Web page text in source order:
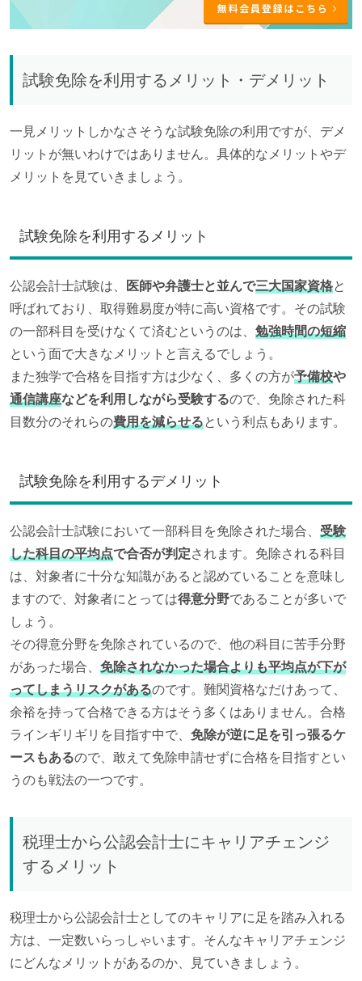
試験免除を利用するメリット・デメリット
一見メリットしかなさそうな試験免除の利用ですが、デメ
リットが無いわけではありません。具体的なメリットやデ
メリットを見ていきましょう。
試験免除を利用するメリット
公認会計士試験は、 医師や弁護士と並んで三大国家資格と
呼ばれており、取得難易度が特に高い資格です。その試験
の一部科目を受けなくて済むというのは、 勉強時間の短縮
という面で大きなメリットと言えるでしょう。
また独学で合格を目指す方は少なく、多くの方が予備校や
通信講座などを利用しながら受験するので、免除された科
目数分のそれらの費用を減らせるという利点もあります。
試験免除を利用するデメリット
公認会計士試験において一部科目を免除された場合、 受験
した科目の平均点で合否が判定されます。免除される科目
は、対象者に十分な知識があると認めていることを意味し
ますので、対象者にとっては得意分野であることが多いで
しょう。
その得意分野を免除されているので、他の科目に苦手分野
があった場合、 免除されなかった場合よりも平均点が下が
ってしまうリスクがあるのです。難関資格なだけあって、
余裕を持って合格できる方はそう多くはありません。合格
ラインギリギリを目指す中で、 免除が逆に足を引っ張るケ
ースもあるので、敢えて免除申請せずに合格を目指すとい
うのも戦法の一つです。
税理士から公認会計士にキャリアチェンジ
するメリット
税理士から公認会計士としてのキャリアに足を踏み入れる
方は、一定数いらっしゃいます。そんなキャリアチェンジ
にどんなメリットがあるのか、見ていきましょう。